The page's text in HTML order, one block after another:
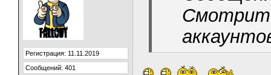
Регистрация: 11.11.2019
Сообщений: 401